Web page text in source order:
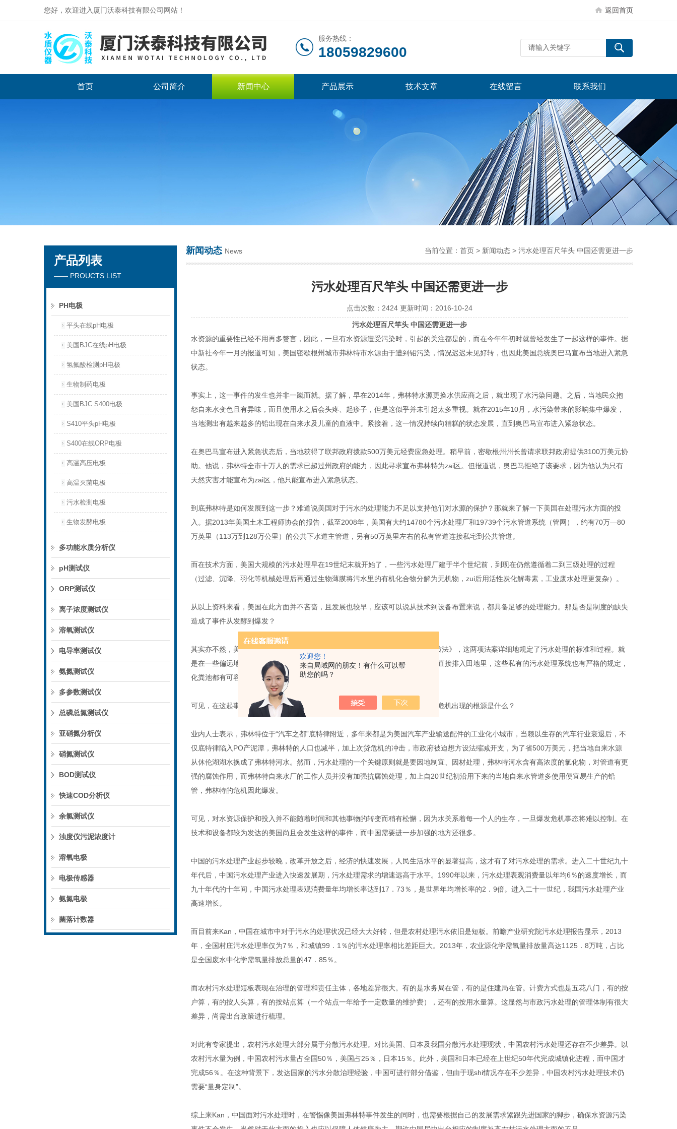
欢迎您！
来自局域网的朋友！有什么可以帮
助您的吗？
您好，欢迎进入厦门沃泰科技有限公司网站！ 返回首页
厦门沃泰科技有限公司
服务热线：
18059829600
首页 公司简介 新闻中心 产品展示 技术文章 在线留言 联系我们
产品列表
—— PROUCTS LIST
PH电极
平头在线pH电极
美国BJC在线pH电极
氢氟酸检测pH电极
生物制药电极
美国BJC S400电极
S410平头pH电极
S400在线ORP电极
高温高压电极
高温灭菌电极
污水检测电极
生物发酵电极
多功能水质分析仪
pH测试仪
ORP测试仪
离子浓度测试仪
溶氧测试仪
电导率测试仪
氨氮测试仪
多参数测试仪
总磷总氮测试仪
亚硝氮分析仪
硝氮测试仪
BOD测试仪
快速COD分析仪
余氯测试仪
浊度仪污泥浓度计
溶氧电极
电极传感器
氨氮电极
菌落计数器
新闻动态 News 当前位置： 首页 > 新闻动态 > 污水处理百尺竿头 中国还需更进一步
污水处理百尺竿头 中国还需更进一步
点击次数：2424 更新时间：2016-10-24
污水处理百尺竿头 中国还需更进一步
水资源的重要性已经不用再多赘言，因此，一旦有水资源遭受污染时，引起的关注都是的，而在今年年初时就曾经发生了一起这样的事件。据
中新社今年一月的报道可知，美国密歇根州城市弗林特市水源由于遭到铅污染，情况迟迟未见好转，也因此美国总统奥巴马宣布当地进入紧急
状态。
事实上，这一事件的发生也并非一蹴而就。据了解，早在2014年，弗林特水源更换水供应商之后，就出现了水污染问题。之后，当地民众抱
怨自来水变色且有异味，而且使用水之后会头疼、起疹子，但是这似乎并未引起太多重视。就在2015年10月，水污染带来的影响集中爆发，
当地测出有越来越多的铅出现在自来水及儿童的血液中。紧接着，这一情况持续向糟糕的状态发展，直到奥巴马宣布进入紧急状态。
在奥巴马宣布进入紧急状态后，当地获得了联邦政府拨款500万美元经费应急处理。稍早前，密歇根州州长曾请求联邦政府提供3100万美元协
助。他说，弗林特全市十万人的需求已超过州政府的能力，因此寻求宣布弗林特为zai区。但报道说，奥巴马拒绝了该要求，因为他认为只有
天然灾害才能宣布为zai区，他只能宣布进入紧急状态。
到底弗林特是如何发展到这一步？难道说美国对于污水的处理能力不足以支持他们对水源的保护？那就来了解一下美国在处理污水方面的投
入。据2013年美国土木工程师协会的报告，截至2008年，美国有大约14780个污水处理厂和19739个污水管道系统（管网），约有70万—80
万英里（113万到 128万公里）的公共下水道主管道，另有50万英里左右的私有管道连接私宅到公共管道。
而在技术方面，美国大规模的污水处理早在19世纪末就开始了，一些污水处理厂建于半个世纪前，到现在仍然遵循着二到三级处理的过程
（过滤、沉降、羽化等机械处理后再通过生物薄膜将污水里的有机化合物分解为无机物，zui后用活性炭化解毒素，工业废水处理更复杂）。
从以上资料来看，美国在此方面并不吝啬，且发展也较早，应该可以说从技术到设备布置来说，都具备足够的处理能力。那是否是制度的缺失
造成了事件从发酵到爆发？
其实亦不然，美国联邦法律在1977年颁布的《清洁水法》和1987年颁布的《水质法》，这两项法案详细地规定了污水处理的标准和过程。就
是在一些偏远地区不通污水管网，当地居民使用自家的化粪池，将处理后的污水直接排入田地里，这些私有的污水处理系统也有严格的规定，
化粪池都有可容纳多少用户的规格，并不能无*地增加房屋的面积和住户的人数。
可见，在这起事件之前，美国在污水处理方面还是应对有方。到底此次关于水的危机出现的根源是什么？
业内人士表示，弗林特位于“汽车之都”底特律附近，多年来都是为美国汽车产业输送配件的工业化小城市，当赖以生存的汽车行业衰退后，不
仅底特律陷入PO产泥潭，弗林特的人口也减半，加上次贷危机的冲击，市政府被迫想方设法缩减开支，为了省500万美元，把当地自来水源
从休伦湖湖水换成了弗林特河水。然而，污水处理的一个关键原则就是要因地制宜、因材处理，弗林特河水含有高浓度的氯化物，对管道有更
强的腐蚀作用，而弗林特自来水厂的工作人员并没有加强抗腐蚀处理，加上自20世纪初沿用下来的当地自来水管道多使用便宜易生产的铅
管，弗林特的危机因此爆发。
可见，对水资源保护和投入并不能随着时间和其他事物的转变而稍有松懈，因为水关系着每一个人的生存，一旦爆发危机事态将难以控制。在
技术和设备都较为发达的美国尚且会发生这样的事件，而中国需要进一步加强的地方还很多。
中国的污水处理产业起步较晚，改革开放之后，经济的快速发展，人民生活水平的显著提高，这才有了对污水处理的需求。进入二十世纪九十
年代后，中国污水处理产业进入快速发展期，污水处理需求的增速远高于水平。 1990年以来，污水处理表观消费量以年均6％的速度增长，而
九十年代的十年间，中国污水处理表观消费量年均增长率达到 17 ． 73％，是世界年均增长率的2 ． 9倍。进入二十一世纪，我国污水处理产业
高速增长。
而目前来Kan，中国在城市中对于污水的处理状况已经大大好转，但是农村处理污水依旧是短板。前瞻产业研究院污水处理报告显示， 2013
年，全国村庄污水处理率仅为7％，和城镇99 ． 1 ％的污水处理率相比差距巨大。 2013年，农业源化学需氧量排放量高达1125 ． 8万吨，占比
是全国废水中化学需氧量排放总量的47 ． 85％。
而农村污水处理短板表现在治理的管理和责任主体，各地差异很大。有的是水务局在管，有的是住建局在管。计费方式也是五花八门，有的按
户算，有的按人头算，有的按站点算（一个站点一年给予一定数量的维护费），还有的按用水量算。这显然与市政污水处理的管理体制有很大
差异，尚需出台政策进行梳理。
对此有专家提出，农村污水处理大部分属于分散污水处理。对比美国、日本及我国分散污水处理现状，中国农村污水处理还存在不少差异。以
农村污水量为例，中国农村污水量占全国50％，美国占25％，日本15％。此外，美国和日本已经在上世纪50年代完成城镇化进程，而中国才
完成56％。在这种背景下，发达国家的污水分散治理经验，中国可进行部分借鉴，但由于现shi情况存在不少差异，中国农村污水处理技术仍
需要“量身定制”。
综上来Kan，中国面对污水处理时，在警惕像美国弗林特事件发生的同时，也需要根据自己的发展需求紧跟先进国家的脚步，确保水资源污染